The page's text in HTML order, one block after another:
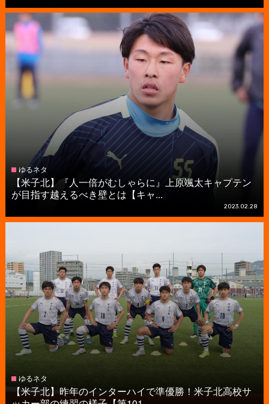
ゆるネタ
【米子北】『人一倍がむしゃらに』上原颯太キャプテン
が目指す越えるべき壁とは【キャ...
2023.02.28
ゆるネタ
【米子北】昨年のインターハイで準優勝！米子北高校サ